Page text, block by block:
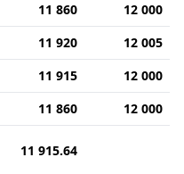
11 860
12 000
11 920
12 005
11 915
12 000
11 860
12 000
11 915.64